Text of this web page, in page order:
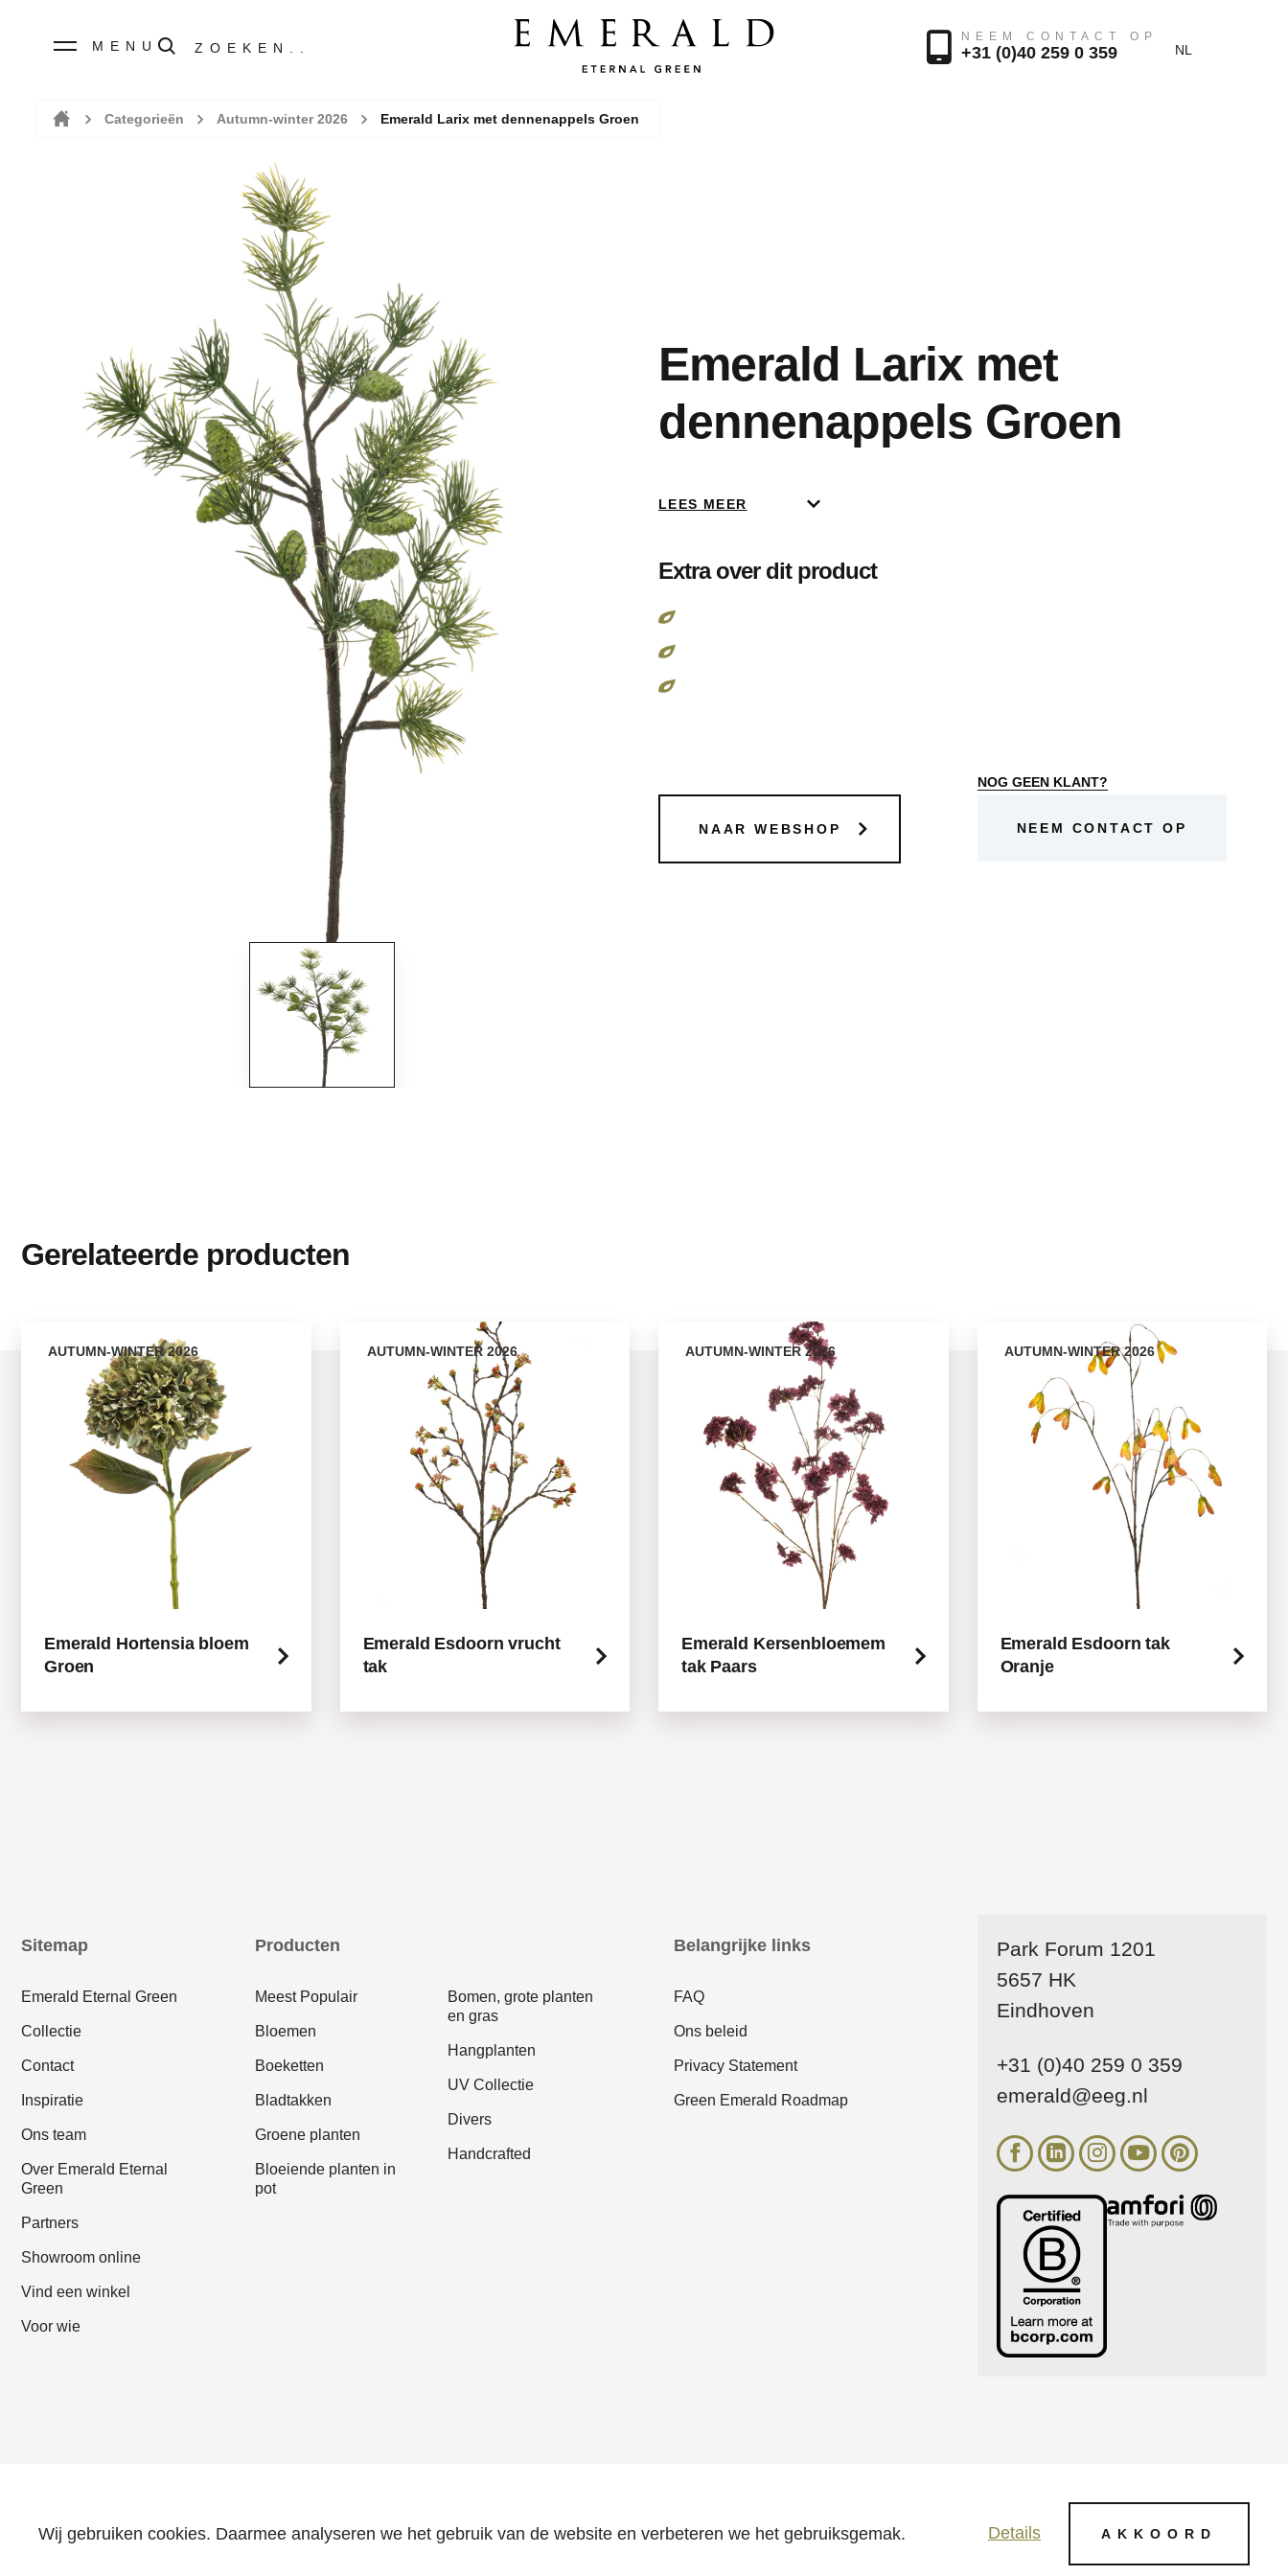
MENU
NEEM CONTACT OP
+31 (0)40 259 0 359 NL
Categorieën Autumn-winter 2026 Emerald Larix met dennenappels Groen
Emerald Larix met
dennenappels Groen
LEES MEER
Extra over dit product
NAAR WEBSHOP
NOG GEEN KLANT?
NEEM CONTACT OP
Gerelateerde producten
AUTUMN-WINTER 2026
Emerald Hortensia bloem
Groen
AUTUMN-WINTER 2026
Emerald Esdoorn vrucht
tak
AUTUMN-WINTER 2026
Emerald Kersenbloemem
tak Paars
AUTUMN-WINTER 2026
Emerald Esdoorn tak
Oranje
Sitemap
Emerald Eternal Green
Collectie
Contact
Inspiratie
Ons team
Over Emerald Eternal
Green
Partners
Showroom online
Vind een winkel
Voor wie
Producten
Meest Populair
Bloemen
Boeketten
Bladtakken
Groene planten
Bloeiende planten in
pot
Bomen, grote planten
en gras
Hangplanten
UV Collectie
Divers
Handcrafted
Belangrijke links
FAQ
Ons beleid
Privacy Statement
Green Emerald Roadmap
Park Forum 1201
5657 HK
Eindhoven
+31 (0)40 259 0 359
emerald@eeg.nl
Wij gebruiken cookies. Daarmee analyseren we het gebruik van de website en verbeteren we het gebruiksgemak. Details AKKOORD